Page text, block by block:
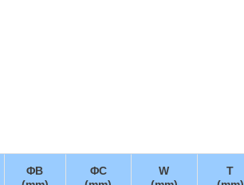
ΦB
ΦC
W
T